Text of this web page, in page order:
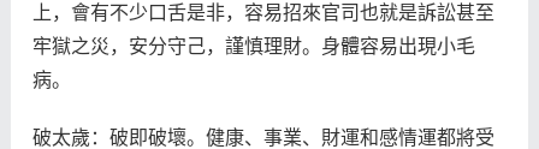
上，會有不少口舌是非，容易招來官司也就是訴訟甚至
牢獄之災，安分守己，謹慎理財。身體容易出現小毛
病。
破太歲：破即破壞。健康、事業、財運和感情運都將受